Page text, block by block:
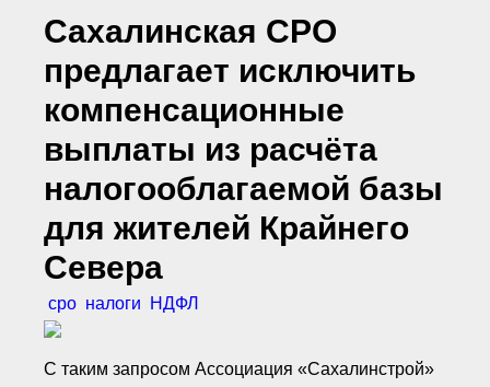
● Действующие документы
внутренние документы
Финансовая отчетность
Реестры Ассоциации
● Реестр членов
Ассоциации
● Реестр членов
Ассоциации,
● Реестр членов
Ассоциации —
Сахалинская СРО
предлагает исключить
компенсационные
выплаты из расчёта
налогооблагаемой базы
для жителей Крайнего
Севера
сро налоги НДФЛ
С таким запросом Ассоциация «Сахалинстрой»